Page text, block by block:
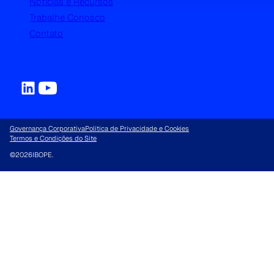
Trabalhe Conosco
Contato
Governança CorporativaPolítica de Privacidade e Cookies
Termos e Condições do Site
©2026IBOPE.